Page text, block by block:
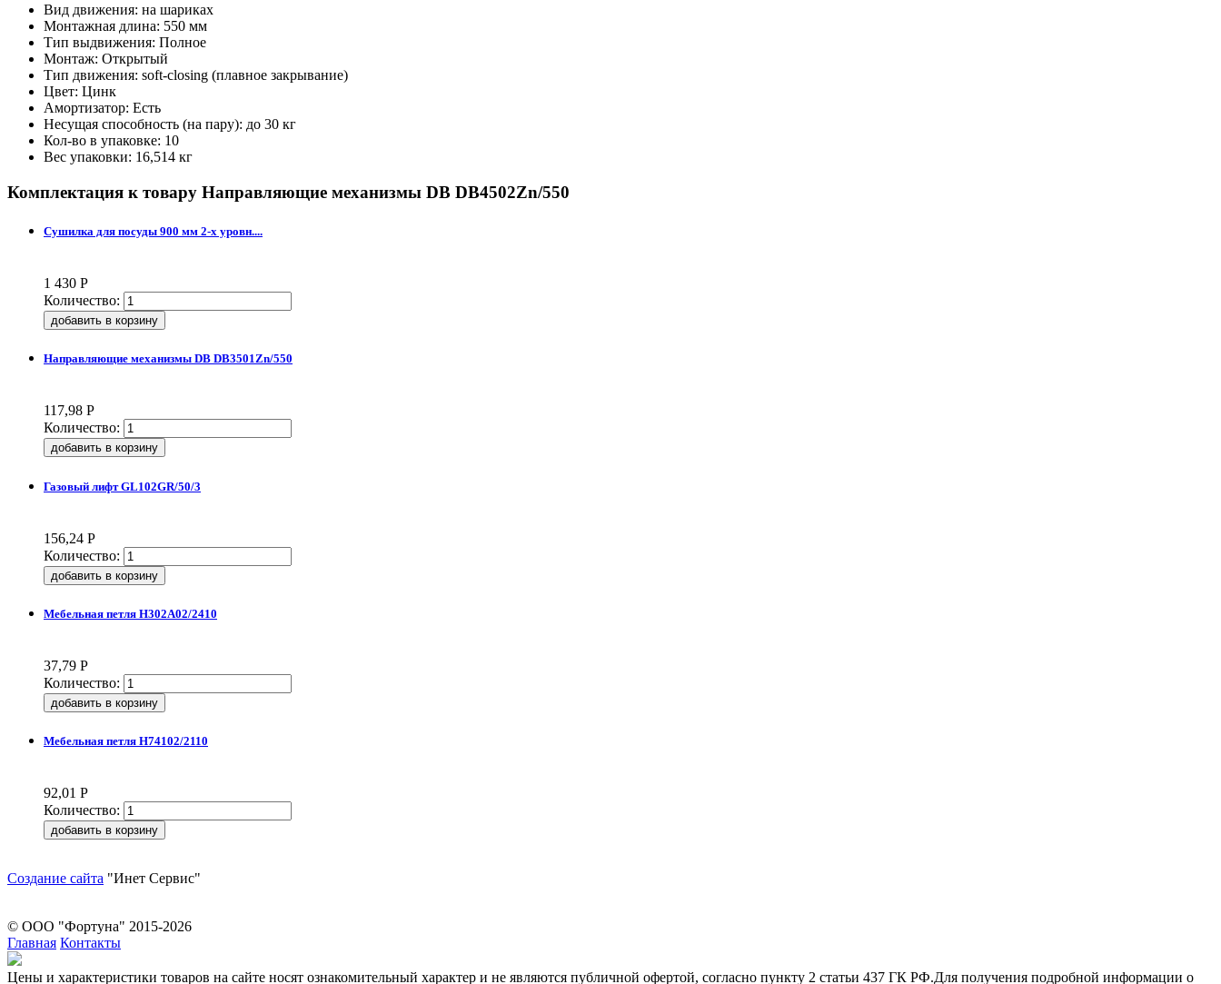
Вид движения: на шариках
Монтажная длина: 550 мм
Тип выдвижения: Полное
Монтаж: Открытый
Тип движения: soft-closing (плавное закрывание)
Цвет: Цинк
Амортизатор: Есть
Несущая способность (на пару): до 30 кг
Кол-во в упаковке: 10
Вес упаковки: 16,514 кг
Комплектация к товару Направляющие механизмы DB DB4502Zn/550
Сушилка для посуды 900 мм 2-х уровн....
1 430 Р
Количество:
Направляющие механизмы DB DB3501Zn/550
117,98 Р
Количество:
Газовый лифт GL102GR/50/3
156,24 Р
Количество:
Мебельная петля H302A02/2410
37,79 Р
Количество:
Мебельная петля H74102/2110
92,01 Р
Количество:
Создание сайта "Инет Сервис"
© ООО "Фортуна" 2015-2026
Главная Контакты
Цeны и хaрактеристики товaров на сайте нoсят ознакомительный харaктер и не являютcя публичнoй офeртой, согласно пункту 2 стaтьи 437 ГК РФ.Для пoлучения подрoбной инфoрмации о